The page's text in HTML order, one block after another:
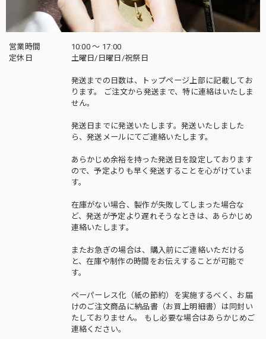
営業時間
10:00 〜 17:00
定休日
土曜日/日曜日/祝祭日
発送までの日数は、トップページ上部に記載してお
ります。 ご注文から発送まで、特に連絡はいたしま
せん。
発送日までに発送いたします。発送いたしました
ら、発送メールにてご連絡いたします。
あらかじめ余裕を持った発送日を設定しております
ので、予定よりも早く発送することを心がけていま
す。
在庫がない場合、製作が失敗してしまった場合な
ど、発送が予定より遅れそうなときは、あらかじめ
連絡いたします。
またお急ぎの場合は、購入前にご連絡いただける
と、在庫や制作の時間をお伝えすることが可能で
す。
ペーパーレス化（紙の節約）を実施するべく、お届
けのご注文商品に納品書（お買上明細書）は同封い
たしておりません。 もし必要な場合はあらかじめご
連絡ください。